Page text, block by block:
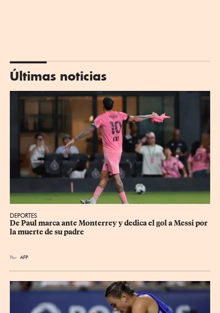
Últimas noticias
DEPORTES
De Paul marca ante Monterrey y dedica el gol a Messi por
la muerte de su padre
Por AFP